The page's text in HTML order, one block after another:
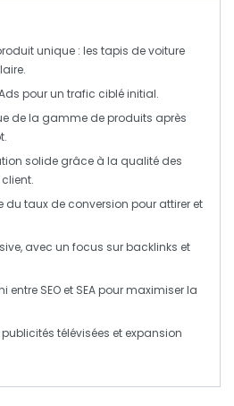
unique : les tapis de voiture
pour un trafic ciblé initial.
de la gamme de produits après
solide grâce à la qualité des
du taux de conversion pour attirer et
avec un focus surbacklinks et
entre SEO et SEApour maximiser la
publicités télévisées et expansion